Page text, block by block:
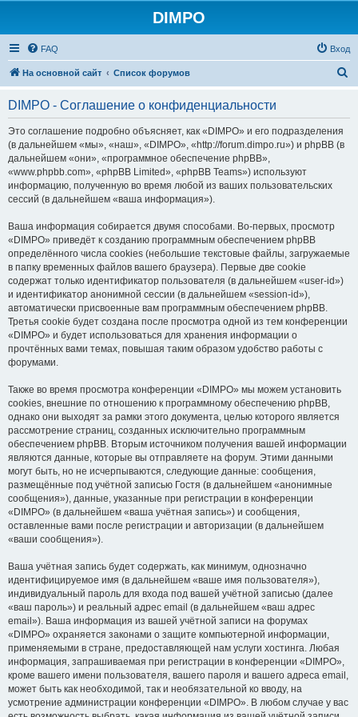
DIMPO
FAQ Вход
На основной сайт Список форумов
DIMPO - Соглашение о конфиденциальности
Это соглашение подробно объясняет, как «DIMPO» и его подразделения
(в дальнейшем «мы», «наш», «DIMPO», «http://forum.dimpo.ru») и phpBB (в
дальнейшем «они», «программное обеспечение phpBB»,
«www.phpbb.com», «phpBB Limited», «phpBB Teams») используют
информацию, полученную во время любой из ваших пользовательских
сессий (в дальнейшем «ваша информация»).
Ваша информация собирается двумя способами. Во-первых, просмотр
«DIMPO» приведёт к созданию программным обеспечением phpBB
определённого числа cookies (небольшие текстовые файлы, загружаемые
в папку временных файлов вашего браузера). Первые две cookie
содержат только идентификатор пользователя (в дальнейшем «user-id»)
и идентификатор анонимной сессии (в дальнейшем «session-id»),
автоматически присвоенные вам программным обеспечением phpBB.
Третья cookie будет создана после просмотра одной из тем конференции
«DIMPO» и будет использоваться для хранения информации о
прочтённых вами темах, повышая таким образом удобство работы с
форумами.
Также во время просмотра конференции «DIMPO» мы можем установить
cookies, внешние по отношению к программному обеспечению phpBB,
однако они выходят за рамки этого документа, целью которого является
рассмотрение страниц, созданных исключительно программным
обеспечением phpBB. Вторым источником получения вашей информации
являются данные, которые вы отправляете на форум. Этими данными
могут быть, но не исчерпываются, следующие данные: сообщения,
размещённые под учётной записью Гостя (в дальнейшем «анонимные
сообщения»), данные, указанные при регистрации в конференции
«DIMPO» (в дальнейшем «ваша учётная запись») и сообщения,
оставленные вами после регистрации и авторизации (в дальнейшем
«ваши сообщения»).
Ваша учётная запись будет содержать, как минимум, однозначно
идентифицируемое имя (в дальнейшем «ваше имя пользователя»),
индивидуальный пароль для входа под вашей учётной записью (далее
«ваш пароль») и реальный адрес email (в дальнейшем «ваш адрес
email»). Ваша информация из вашей учётной записи на форумах
«DIMPO» охраняется законами о защите компьютерной информации,
применяемыми в стране, предоставляющей нам услуги хостинга. Любая
информация, запрашиваемая при регистрации в конференции «DIMPO»,
кроме вашего имени пользователя, вашего пароля и вашего адреса email,
может быть как необходимой, так и необязательной ко вводу, на
усмотрение администрации конференции «DIMPO». В любом случае у вас